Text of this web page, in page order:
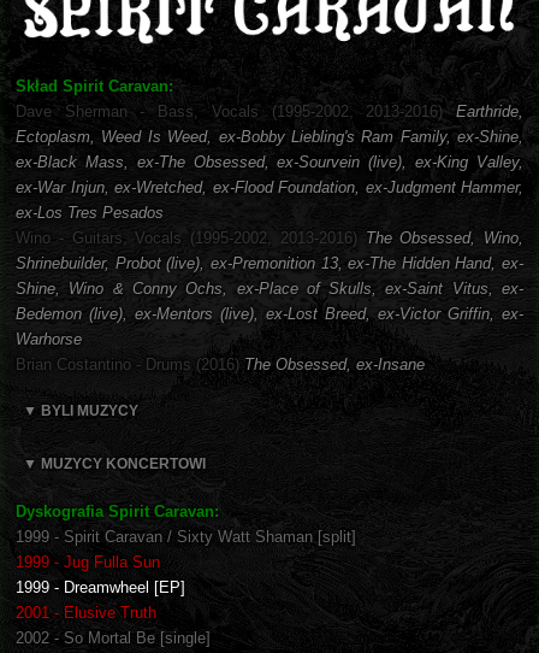
Skład Spirit Caravan:
Dave Sherman - Bass, Vocals (1995-2002, 2013-2016) Earthride,
Ectoplasm, Weed Is Weed, ex-Bobby Liebling's Ram Family, ex-Shine,
ex-Black Mass, ex-The Obsessed, ex-Sourvein (live), ex-King Valley,
ex-War Injun, ex-Wretched, ex-Flood Foundation, ex-Judgment Hammer,
ex-Los Tres Pesados
Wino - Guitars, Vocals (1995-2002, 2013-2016) The Obsessed, Wino,
Shrinebuilder, Probot (live), ex-Premonition 13, ex-The Hidden Hand, ex-
Shine, Wino & Conny Ochs, ex-Place of Skulls, ex-Saint Vitus, ex-
Bedemon (live), ex-Mentors (live), ex-Lost Breed, ex-Victor Griffin, ex-
Warhorse
Brian Costantino - Drums (2016) The Obsessed, ex-Insane
▼ BYLI MUZYCY
▼ MUZYCY KONCERTOWI
Dyskografia Spirit Caravan:
1999 - Spirit Caravan / Sixty Watt Shaman [split]
1999 - Jug Fulla Sun
1999 - Dreamwheel [EP]
2001 - Elusive Truth
2002 - So Mortal Be [single]